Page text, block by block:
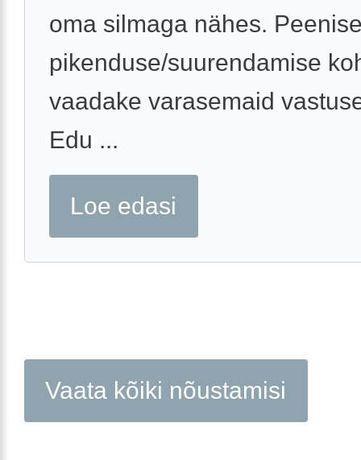
oma silmaga nähes.
pikenduse/suurendamise
vaadake varasemaid
Edu ...
Loe edasi
Vaata kõiki nõustamisi